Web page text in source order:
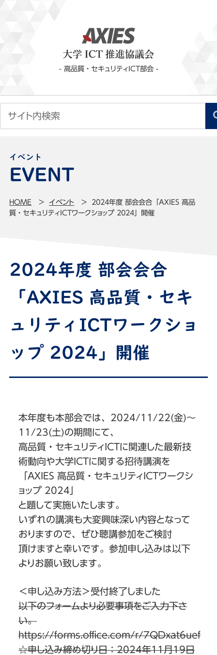
- 高品質・セキュリティICT部会 -
イベント
HOME イベント
2024年度 部会会合「AXIES 高品
質・セキュリティICTワークショップ 2024」開催
2024年度 部会会合
「AXIES 高品質・セキ
ュリティICTワークショ
ップ 2024」開催
本年度も本部会では、2024/11/22(金)〜
11/23(土)の期間にて、
高品質・セキュリティICTに関連した最新技
術動向や大学ICTに関する招待講演を
「AXIES 高品質・セキュリティICTワークシ
ョップ 2024」
と題して実施いたします。
いずれの講演も大変興味深い内容となって
おりますので、ぜひ聴講参加をご検討
頂けますと幸いです。参加申し込みは以下
よりお願い致します。
＜申し込み方法＞受付終了しました
以下のフォームより必要事項をご入力下さ
い。
https://forms.office.com/r/7QDxat6uef
☆申し込み締め切り日：2024年11月19日